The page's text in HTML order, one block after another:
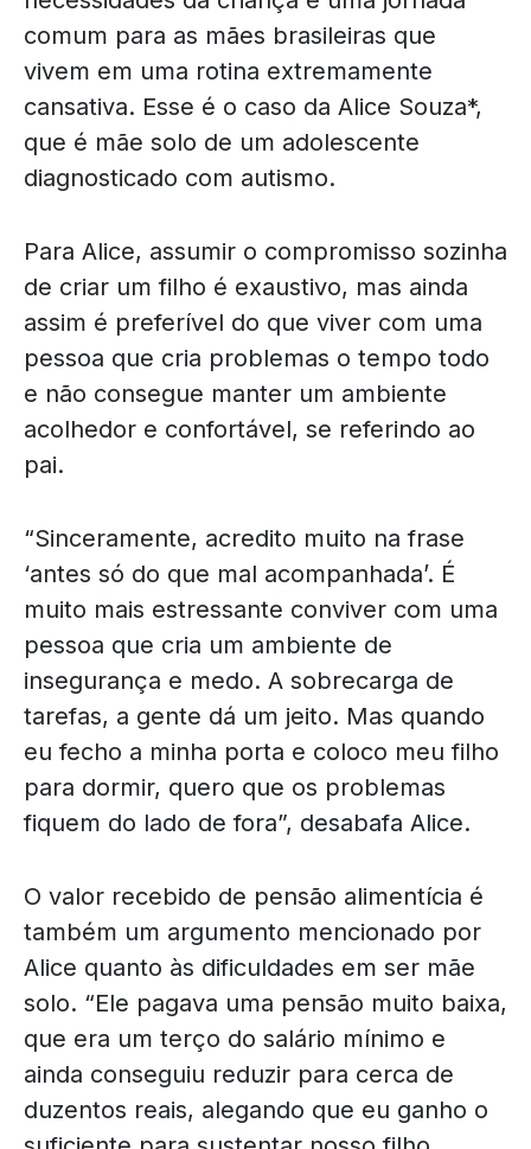
comum para as mães brasileiras que
vivem em uma rotina extremamente
cansativa. Esse é o caso da Alice Souza*,
que é mãe solo de um adolescente
diagnosticado com autismo.
Para Alice, assumir o compromisso sozinha
de criar um filho é exaustivo, mas ainda
assim é preferível do que viver com uma
pessoa que cria problemas o tempo todo
e não consegue manter um ambiente
acolhedor e confortável, se referindo ao
pai.
“Sinceramente, acredito muito na frase
‘antes só do que mal acompanhada’. É
muito mais estressante conviver com uma
pessoa que cria um ambiente de
insegurança e medo. A sobrecarga de
tarefas, a gente dá um jeito. Mas quando
eu fecho a minha porta e coloco meu filho
para dormir, quero que os problemas
fiquem do lado de fora”, desabafa Alice.
O valor recebido de pensão alimentícia é
também um argumento mencionado por
Alice quanto às dificuldades em ser mãe
solo. “Ele pagava uma pensão muito baixa,
que era um terço do salário mínimo e
ainda conseguiu reduzir para cerca de
duzentos reais, alegando que eu ganho o